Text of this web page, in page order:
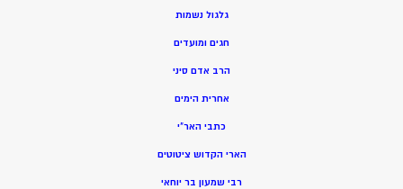
גלגול נשמות
חגים ומועדים
הרב אדם סיני
אחרית הימים
כתבי האר”י
הארי הקדוש ציטוטים
רבי שמעון בר יוחאי